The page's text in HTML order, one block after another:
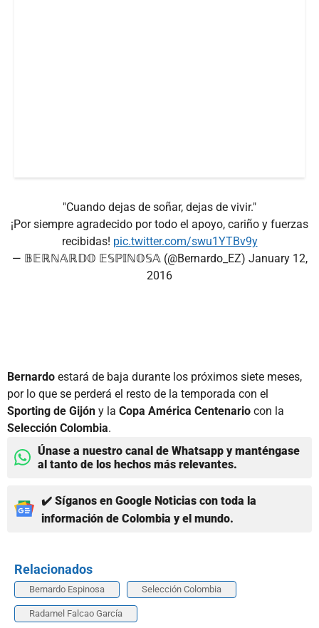
"Cuando dejas de soñar, dejas de vivir."
¡Por siempre agradecido por todo el apoyo, cariño y fuerzas
recibidas! pic.twitter.com/swu1YTBv9y
— 𝔹𝔼ℝℕ𝔸ℝ𝔻𝕆 𝔼𝕊ℙ𝕀ℕ𝕆𝕊𝔸 (@Bernardo_EZ) January 12,
2016
Bernardo estará de baja durante los próximos siete meses,
por lo que se perderá el resto de la temporada con el
Sporting de Gijón y la Copa América Centenario con la
Selección Colombia.
Únase a nuestro canal de Whatsapp y manténgase
al tanto de los hechos más relevantes.
✔️ Síganos en Google Noticias con toda la
información de Colombia y el mundo.
Relacionados
Bernardo Espinosa Selección Colombia
Radamel Falcao García